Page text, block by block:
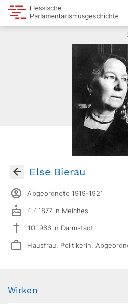
Else Bierau
Abgeordnete 1919-1921
4.4.1877 in Meiches
1.10.1966 in Darmstadt
Hausfrau, Politikerin,
Wirken